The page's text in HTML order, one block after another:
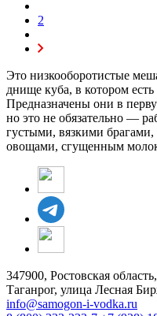
2
Это низкооборотистые
днище куба, в котором
Предназначены они в
но это не обязательно —
густыми, вязкими
овощами, сгущенным
347900, Ростовская область,
Таганрог, улица Лесная
info@samogon-i-vodka.ru